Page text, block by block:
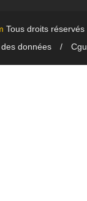
Tous droits réservés
données
Cgu